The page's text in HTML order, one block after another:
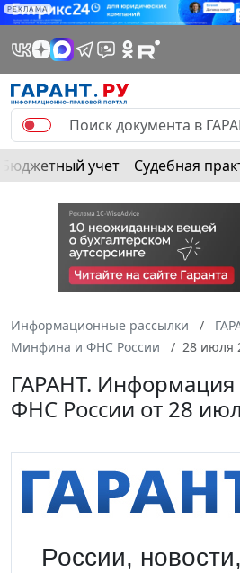
РЕКЛАМА
Бюджетный учет Судебная
Информационные рассылки
Минфина и ФНС России
28 июля
ГАРАНТ.
ФНС России от 28
России,